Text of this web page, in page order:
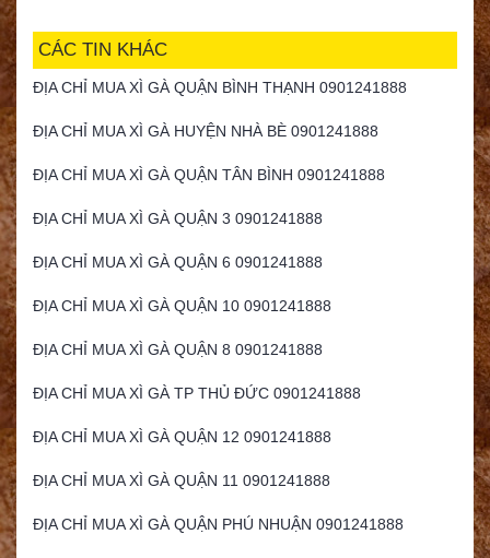
CÁC TIN KHÁC
ĐỊA CHỈ MUA XÌ GÀ QUẬN BÌNH THẠNH 0901241888
ĐỊA CHỈ MUA XÌ GÀ HUYỆN NHÀ BÈ 0901241888
ĐỊA CHỈ MUA XÌ GÀ QUẬN TÂN BÌNH 0901241888
ĐỊA CHỈ MUA XÌ GÀ QUẬN 3 0901241888
ĐỊA CHỈ MUA XÌ GÀ QUẬN 6 0901241888
ĐỊA CHỈ MUA XÌ GÀ QUẬN 10 0901241888
ĐỊA CHỈ MUA XÌ GÀ QUẬN 8 0901241888
ĐỊA CHỈ MUA XÌ GÀ TP THỦ ĐỨC 0901241888
ĐỊA CHỈ MUA XÌ GÀ QUẬN 12 0901241888
ĐỊA CHỈ MUA XÌ GÀ QUẬN 11 0901241888
ĐỊA CHỈ MUA XÌ GÀ QUẬN PHÚ NHUẬN 0901241888